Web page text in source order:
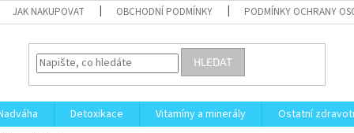
JAK NAKUPOVAT OBCHODNÍ PODMÍNKY PODMÍNKY OCHRANY
HLEDAT
Detoxikace Vitamíny a minerály Ostatní